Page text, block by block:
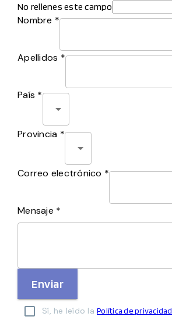
No rellenes este campo
Nombre *
Apellidos *
País *
Provincia *
Correo electrónico *
Mensaje *
Enviar
Sí, he leído la Política de privacidad